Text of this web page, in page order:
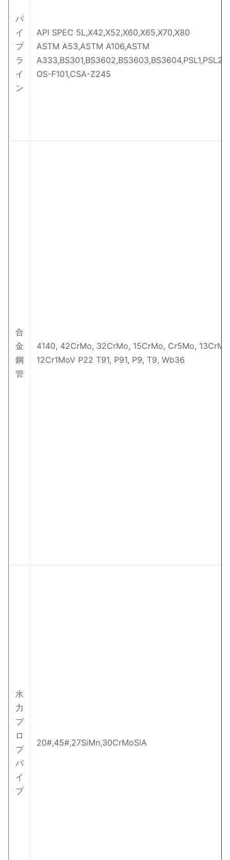
パ
イ
プ
ラ
イ
ン
API SPEC 5L,X42,X52,X60,X65,X70,X80
ASTM A53,ASTM A106,ASTM
OS-F101,CSA-Z245
合
金
鋼
管
4140, 42CrMo, 32CrMo, 15CrMo, Cr5Mo,
12Cr1MoV P22 T91, P91, P9, T9, Wb36
水
力
プ
ロ
プ
パ
イ
プ
20#,45#,27SiMn,30CrMoSiA